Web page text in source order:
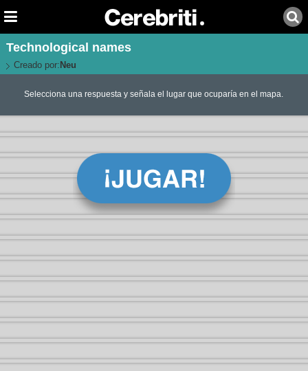
Technological names
Creado por: Neu
Selecciona una respuesta y señala el lugar que ocuparía en el mapa.